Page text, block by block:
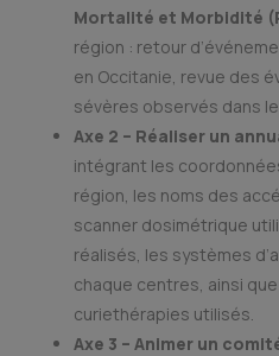
Mortalité et Morbidité
région : retour
en Occitanie, revue des
sévères observés dans
Axe 2 – Réaliser un
intégrant les
région, les noms des
scanner dosimétrique
réalisés, les systèmes
chaque centres, ainsi
curiethérapies utilisés.
Axe 3 – Animer un